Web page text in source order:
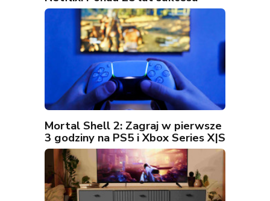
Mortal Shell 2: Zagraj w pierwsze
3 godziny na PS5 i Xbox Series X|S